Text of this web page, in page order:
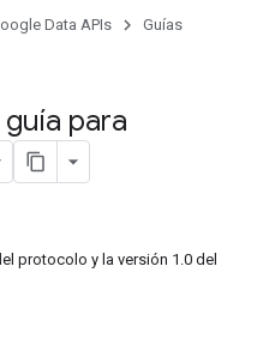
Data APIs Guías
para
protocolo y la versión 1 .0 del